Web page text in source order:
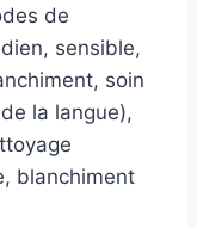
de
sensible,
soin
la langue),
blanchiment